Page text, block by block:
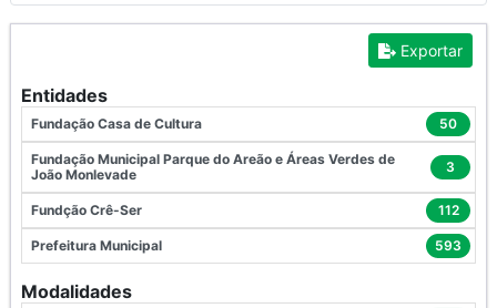
Exportar
Entidades
Fundação Casa de Cultura 50
Fundação Municipal Parque do Areão e Áreas Verdes de
João Monlevade
3
Fundção Crê-Ser 112
Prefeitura Municipal 593
Modalidades